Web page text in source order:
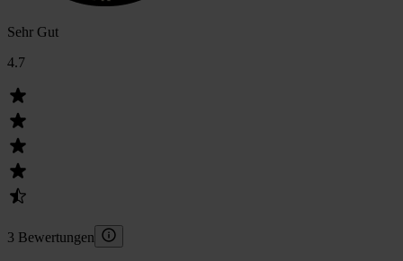
Sehr Gut
4.7
3 Bewertungen